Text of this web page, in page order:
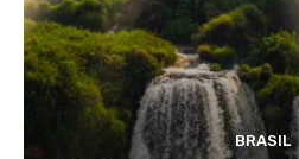
BRASIL